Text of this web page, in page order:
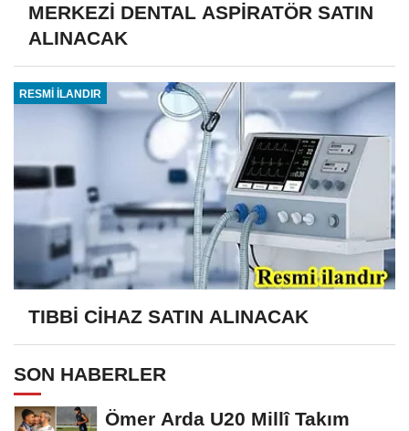
MERKEZİ DENTAL ASPİRATÖR SATIN
ALINACAK
RESMİ İLANDIR
TIBBİ CİHAZ SATIN ALINACAK
SON HABERLER
Ömer Arda U20 Millî Takım